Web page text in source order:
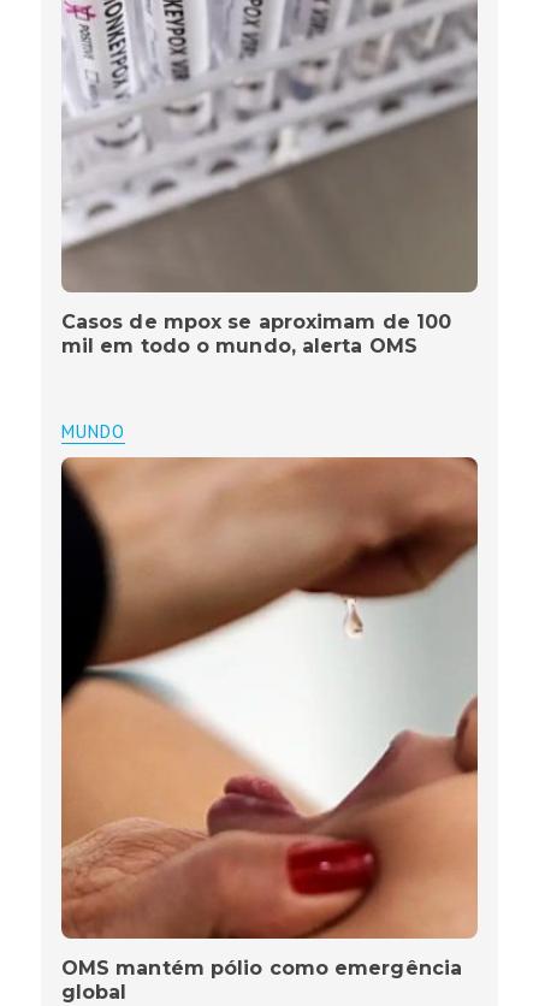
Casos de mpox se aproximam de 100
mil em todo o mundo, alerta OMS
MUNDO
OMS mantém pólio como emergência
global